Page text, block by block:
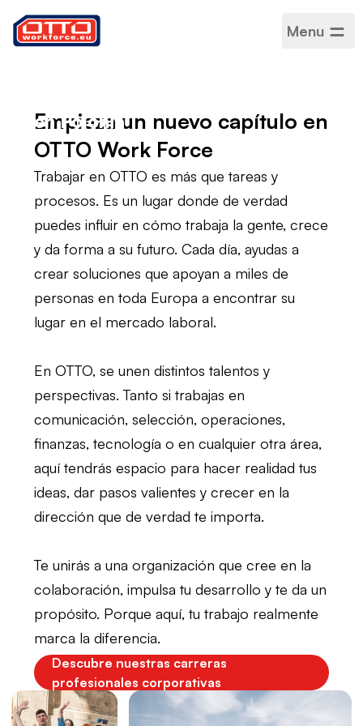
Menu
Oportunidades
en Polonia
Empieza un nuevo capítulo en
OTTO Work Force
Trabajar en OTTO es más que tareas y
procesos. Es un lugar donde de verdad
puedes influir en cómo trabaja la gente, crece
y da forma a su futuro. Cada día, ayudas a
crear soluciones que apoyan a miles de
personas en toda Europa a encontrar su
lugar en el mercado laboral.
En OTTO, se unen distintos talentos y
perspectivas. Tanto si trabajas en
comunicación, selección, operaciones,
finanzas, tecnología o en cualquier otra área,
aquí tendrás espacio para hacer realidad tus
ideas, dar pasos valientes y crecer en la
dirección que de verdad te importa.
Te unirás a una organización que cree en la
colaboración, impulsa tu desarrollo y te da un
propósito. Porque aquí, tu trabajo realmente
marca la diferencia.
Descubre nuestras carreras
profesionales corporativas